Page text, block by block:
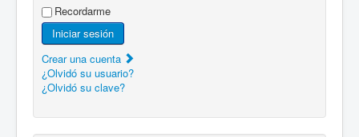
Recordarme
Iniciar sesión
Crear una cuenta
¿Olvidó su usuario?
¿Olvidó su clave?